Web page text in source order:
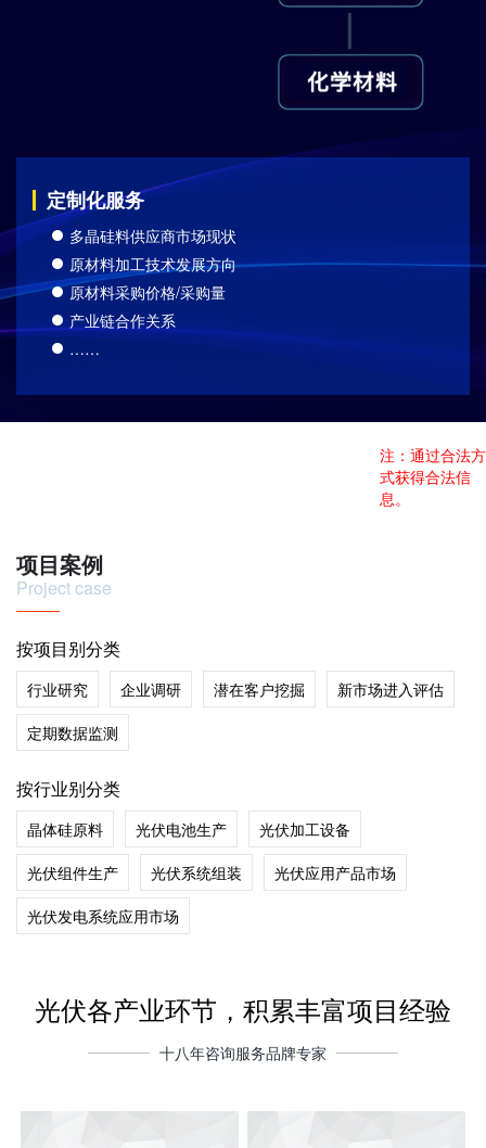
定制化服务
多晶硅料供应商市场现状
原材料加工技术发展方向
原材料采购价格/采购量
产业链合作关系
……
注：通过合法方
式获得合法信
息。
项目案例
Project case
按项目别分类
行业研究 企业调研 潜在客户挖掘
新市场进入评估
定期数据监测
按行业别分类
晶体硅原料 光伏电池生产
光伏加工设备
光伏组件生产
光伏系统组装
光伏应用产品市场
光伏发电系统应用市场
光伏各产业环节，积累丰富项目经验
十八年咨询服务品牌专家